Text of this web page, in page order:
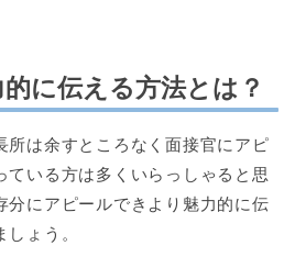
に伝える方法とは？
所は余すところなく面接官にアピ
ている方は多くいらっしゃると思
分にアピールできより魅力的に伝
ょう。